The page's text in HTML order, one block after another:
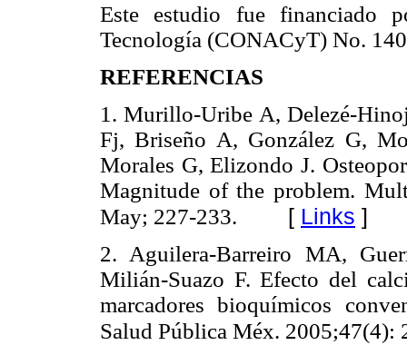
Este estudio fue financiado
Tecnología (CONACyT) No.
REFERENCIAS
1. Murillo-Uribe A, Delezé-
Fj, Briseño A, González G,
Morales G, Elizondo J.
Magnitude of the problem.
May; 227-233. [ Links ]
2. Aguilera-Barreiro MA,
Milián-Suazo F. Efecto del
marcadores bioquímicos
Salud Pública Méx. 2005;47(4):